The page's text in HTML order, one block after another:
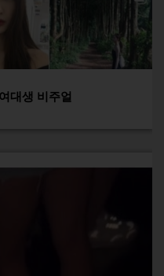
대생 비주얼